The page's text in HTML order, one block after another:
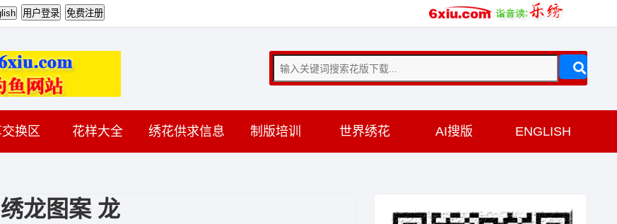
换区 花样大全 绣花供求信息 制版培训 世界绣花 AI搜版 ENGLISH
龙图案 龙